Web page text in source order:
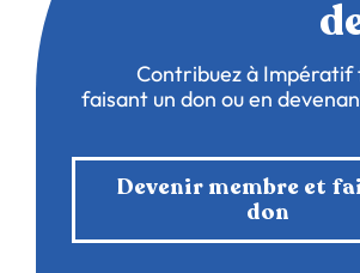
Contribuez à Impératif
faisant un don ou en
Devenir membre et
don